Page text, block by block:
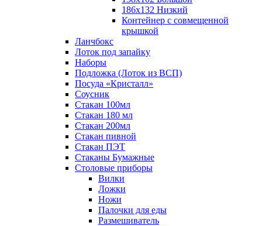
186х132 Низкий
Контейнер с совмещенной
крышкой
Ланчбокс
Лоток под запайку
Наборы
Подложка (Лоток из ВСП)
Посуда «Кристалл»
Соусник
Стакан 100мл
Стакан 180 мл
Стакан 200мл
Стакан пивной
Стакан ПЭТ
Стаканы Бумажные
Столовые приборы
Вилки
Ложки
Ножи
Палочки для еды
Размешиватель